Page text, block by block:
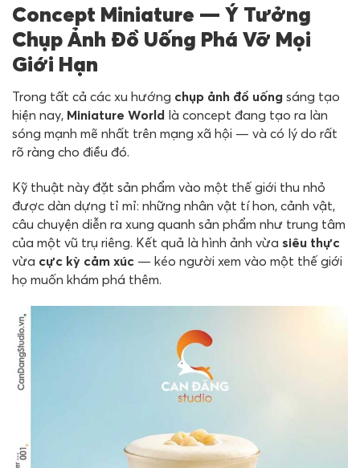
Concept Miniature — Ý Tưởng
Chụp Ảnh Đồ Uống Phá Vỡ Mọi
Giới Hạn
Trong tất cả các xu hướng chụp ảnh đồ uống sáng tạo
hiện nay, Miniature World là concept đang tạo ra làn
sóng mạnh mẽ nhất trên mạng xã hội — và có lý do rất
rõ ràng cho điều đó.
Kỹ thuật này đặt sản phẩm vào một thế giới thu nhỏ
được dàn dựng tỉ mỉ: những nhân vật tí hon, cảnh vật,
câu chuyện diễn ra xung quanh sản phẩm như trung tâm
của một vũ trụ riêng. Kết quả là hình ảnh vừa siêu thực
vừa cực kỳ cảm xúc — kéo người xem vào một thế giới
họ muốn khám phá thêm.